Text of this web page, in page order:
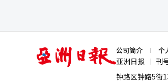
亚
洲
日
公司简介 个
亚洲日报 刊
钟路区钟路5街